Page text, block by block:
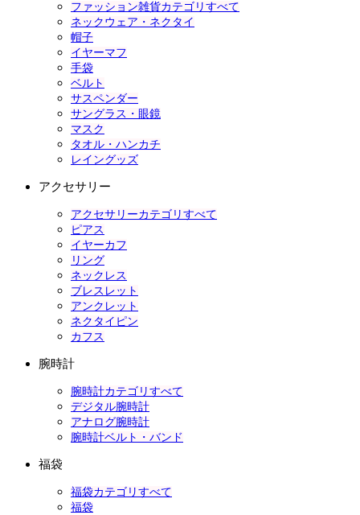
ファッション雑貨カテゴリすべて
ネックウェア・ネクタイ
帽子
イヤーマフ
手袋
ベルト
サスペンダー
サングラス・眼鏡
マスク
タオル・ハンカチ
レイングッズ
アクセサリー
アクセサリーカテゴリすべて
ピアス
イヤーカフ
リング
ネックレス
ブレスレット
アンクレット
ネクタイピン
カフス
腕時計
腕時計カテゴリすべて
デジタル腕時計
アナログ腕時計
腕時計ベルト・バンド
福袋
福袋カテゴリすべて
福袋